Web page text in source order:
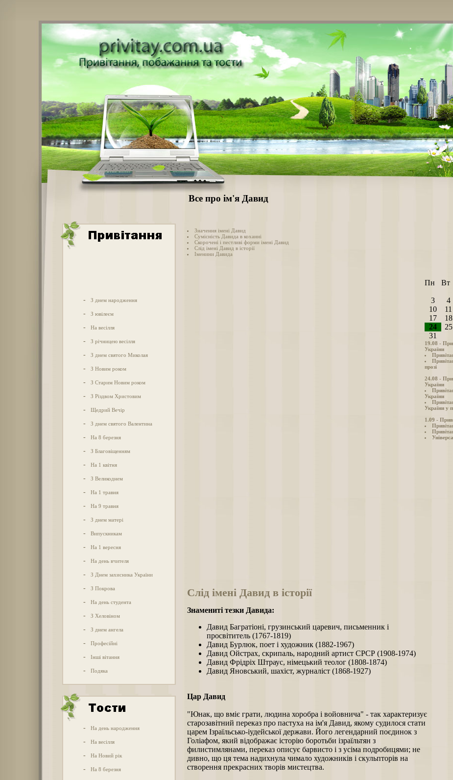
Все про ім'я Давид
- З днем народження
- З ювілеєм
- На весілля
- З річницею весілля
- З днем святого Миколая
- З Новим роком
- З Старим Новим роком
- З Різдвом Христовим
- Щедрий Вечір
- З днем святого Валентина
- На 8 березня
- З Благовіщенням
- На 1 квітня
- З Великоднем
- На 1 травня
- На 9 травня
- З днем матері
- Випускникам
- На 1 вересня
- На день вчителя
- З Днем захисника України
- З Покрова
- На день студента
- З Хеловіном
- З днем ангела
- Професійні
- Інші вітання
- Подяка
- На день народження
- На весілля
- На Новий рік
- На 8 березня
Значення імені Давид
Сумісність Давида в коханні
Скорочені і пестливі форми імені Давид
Слід імені Давид в історії
Іменини Давида
Пн Вт
3
4
10
11
17
18
24
25
31
19.08 -
України
прозі
24.08 -
України
України
України у
1.09 -
Слід імені Давид в історії
Знамениті тезки Давида:
Давид Багратіоні, грузинський царевич, письменник і
просвітитель (1767-1819)
Давид Бурлюк, поет і художник (1882-1967)
Давид Ойстрах, скрипаль, народний артист СРСР (1908-1974)
Давид Фрідріх Штраус, німецький теолог (1808-1874)
Давид Яновський, шахіст, журналіст (1868-1927)
Цар Давид
"Юнак, що вміє грати, людина хоробра і войовнича" - так характеризує
старозавітний переказ про пастуха на ім'я Давид, якому судилося стати
царем Ізраїльсько-іудейської держави. Його легендарний поєдинок з
Голіафом, який відображає історію боротьби ізраїльтян з
филистимлянами, переказ описує барвисто і з усіма подробицями; не
дивно, що ця тема надихнула чимало художників і скульпторів на
створення прекрасних творів мистецтва.